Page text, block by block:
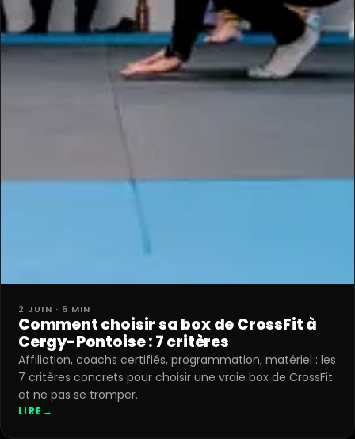
2 JUIN · 6 MIN
Comment choisir sa box de CrossFit à
Cergy-Pontoise : 7 critères
Affiliation, coachs certifiés, programmation, matériel : les
7 critères concrets pour choisir une vraie box de CrossFit
et ne pas se tromper.
LIRE →